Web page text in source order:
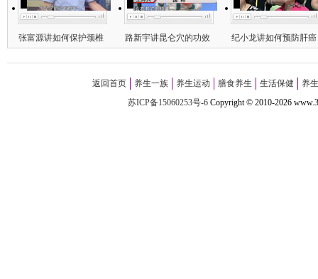
张富源讲如何保护颈椎 路新宇讲昆仑穴的功效 纪小龙讲如何预防肝癌
返回首页 养生一族 养生运动 膳食养生 生活保健
养
苏ICP备15060253号-6Copyright©2010-2026